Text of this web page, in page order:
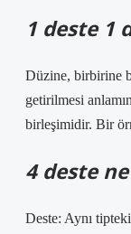
1 deste 1
Düzine, birbirine
getirilmesi
birleşimidir. Bir
4 deste
Deste: Aynı